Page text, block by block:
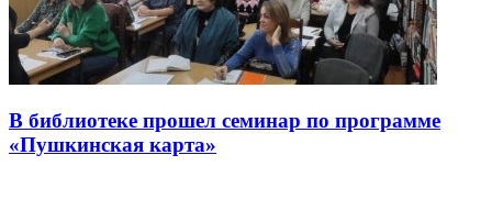
В библиотеке прошел семинар по программе
«Пушкинская карта»